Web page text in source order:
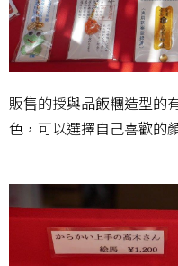
販售的授與品飯糰造型的
色，可以選擇自己喜歡的